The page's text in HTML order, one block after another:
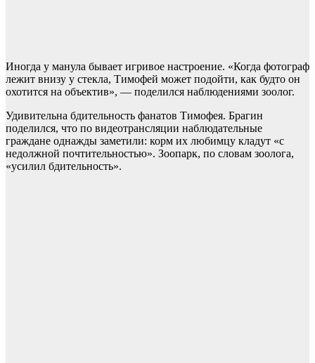
Иногда у манула бывает игривое настроение. «Когда фотограф
лежит внизу у стекла, Тимофей может подойти, как будто он
охотится на объектив», — поделился наблюдениями зоолог.
Удивительна бдительность фанатов Тимофея. Брагин
поделился, что по видеотрансляции наблюдательные
граждане однажды заметили: корм их любимцу кладут «с
недолжной почтительностью». Зоопарк, по словам зоолога,
«усилил бдительность».